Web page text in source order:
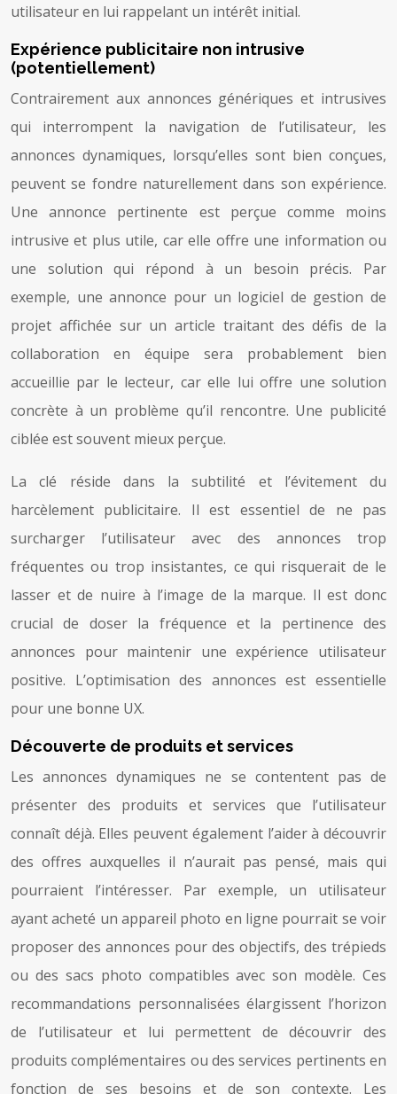
utilisateur en lui rappelant un intérêt initial.
Expérience publicitaire non intrusive
(potentiellement)
Contrairement aux annonces génériques et intrusives
qui interrompent la navigation de l’utilisateur, les
annonces dynamiques, lorsqu’elles sont bien conçues,
peuvent se fondre naturellement dans son expérience.
Une annonce pertinente est perçue comme moins
intrusive et plus utile, car elle offre une information ou
une solution qui répond à un besoin précis. Par
exemple, une annonce pour un logiciel de gestion de
projet affichée sur un article traitant des défis de la
collaboration en équipe sera probablement bien
accueillie par le lecteur, car elle lui offre une solution
concrète à un problème qu’il rencontre. Une publicité
ciblée est souvent mieux perçue.
La clé réside dans la subtilité et l’évitement du
harcèlement publicitaire. Il est essentiel de ne pas
surcharger l’utilisateur avec des annonces trop
fréquentes ou trop insistantes, ce qui risquerait de le
lasser et de nuire à l’image de la marque. Il est donc
crucial de doser la fréquence et la pertinence des
annonces pour maintenir une expérience utilisateur
positive. L’optimisation des annonces est essentielle
pour une bonne UX.
Découverte de produits et services
Les annonces dynamiques ne se contentent pas de
présenter des produits et services que l’utilisateur
connaît déjà. Elles peuvent également l’aider à découvrir
des offres auxquelles il n’aurait pas pensé, mais qui
pourraient l’intéresser. Par exemple, un utilisateur
ayant acheté un appareil photo en ligne pourrait se voir
proposer des annonces pour des objectifs, des trépieds
ou des sacs photo compatibles avec son modèle. Ces
recommandations personnalisées élargissent l’horizon
de l’utilisateur et lui permettent de découvrir des
produits complémentaires ou des services pertinents en
fonction de ses besoins et de son contexte. Les